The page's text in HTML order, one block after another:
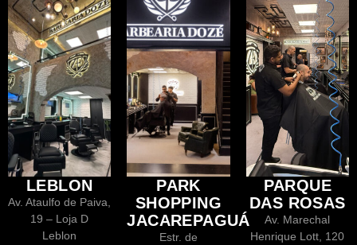
LEBLON
Av. Ataulfo de Paiva,
19 – Loja D
Leblon
PARK
SHOPPING
JACAREPAGUÁ
Estr. de
PARQUE
DAS ROSAS
Av. Marechal
Henrique Lott, 120